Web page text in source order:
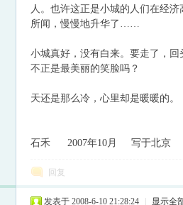
人。也许这正是小城的人们在经
所闻，慢慢地升华了……
小城真好，没有白来。要走了，
不正是最美丽的笑脸吗？
天还是那么冷，心里却是暖暖的。
石禾 2007年10月 写于北京
回复
发表于 2008-6-10 21:28:24 显示全